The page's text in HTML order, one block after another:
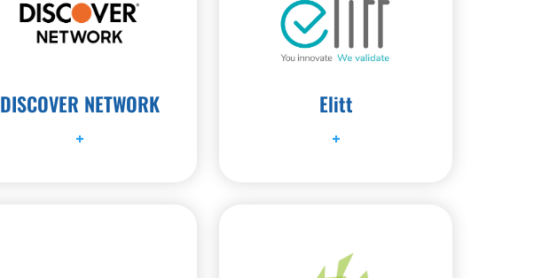
DISCOVER NETWORK
+
Elitt
+